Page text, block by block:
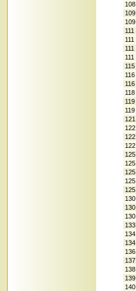
108
109
109
111
111
111
111
115
116
116
118
119
119
121
122
122
122
125
125
125
125
125
130
130
130
133
134
134
136
137
138
139
140